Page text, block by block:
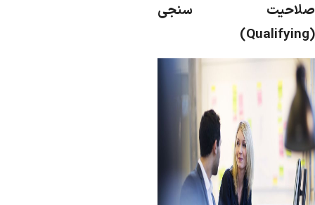
سنجی
Qualifying
)